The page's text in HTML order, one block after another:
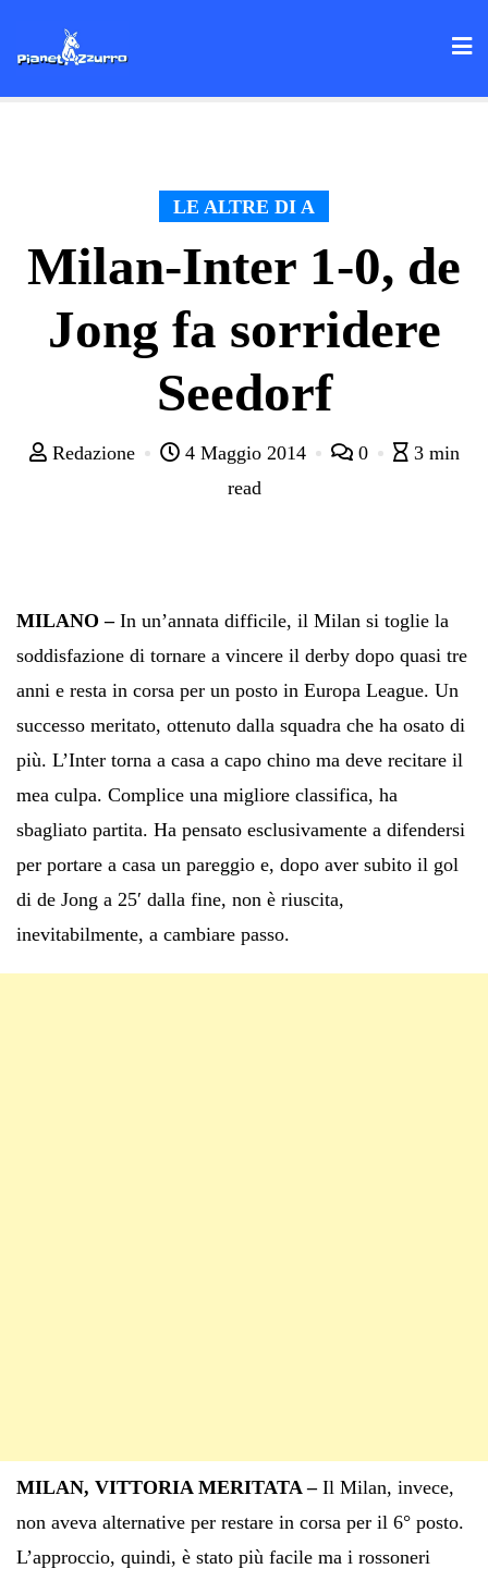
LE ALTRE DI A
Milan-Inter 1-0, de
Jong fa sorridere
Seedorf
Redazione 4 Maggio 2014 0
3 min
read
MILANO –In un’annata difficile, il Milan si toglie la
soddisfazione di tornare a vincere il derby dopo quasi tre
anni e resta in corsa per un posto in Europa League. Un
successo meritato, ottenuto dalla squadra che ha osato di
più. L’Inter torna a casa a capo chino ma deve recitare il
mea culpa. Complice una migliore classifica, ha
sbagliato partita. Ha pensato esclusivamente a difendersi
per portare a casa un pareggio e, dopo aver subito il gol
di de Jong a 25′ dalla fine, non è riuscita,
inevitabilmente, a cambiare passo.
MILAN, VITTORIA MERITATA –Il Milan, invece,
non aveva alternative per restare in corsa per il 6° posto.
L’approccio, quindi, è stato più facile ma i rossoneri